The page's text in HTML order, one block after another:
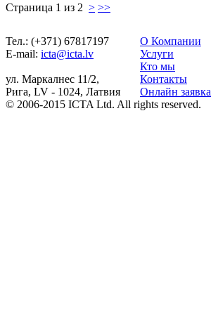
Страница 1 из 2 > >>
Тел.: (+371) 67817197
Е-mail: icta@icta.lv
ул. Маркалнес 11/2,
Рига, LV - 1024, Латвия
О Компании
Услуги
Кто мы
Контакты
Онлайн заявка
© 2006-2015 ICTA Ltd. All rights reserved.